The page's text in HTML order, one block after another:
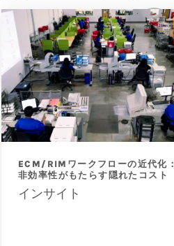
ECM/RIMワークフローの近代化：
非効率性がもたらす隠れたコスト
インサイト